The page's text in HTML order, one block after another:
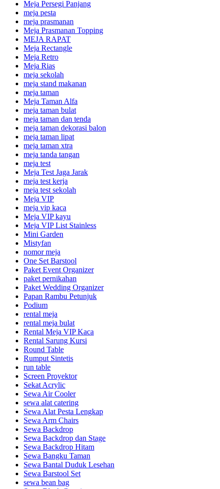
Meja Persegi Panjang
meja pesta
meja prasmanan
Meja Prasmanan Topping
MEJA RAPAT
Meja Rectangle
Meja Retro
Meja Rias
meja sekolah
meja stand makanan
meja taman
Meja Taman Alfa
meja taman bulat
meja taman dan tenda
meja taman dekorasi balon
meja taman lipat
meja taman xtra
meja tanda tangan
meja test
Meja Test Jaga Jarak
meja test kerja
meja test sekolah
Meja VIP
meja vip kaca
Meja VIP kayu
Meja VIP List Stainless
Mini Garden
Mistyfan
nomor meja
One Set Barstool
Paket Event Organizer
paket pernikahan
Paket Wedding Organizer
Papan Rambu Petunjuk
Podium
rental meja
rental meja bulat
Rental Meja VIP Kaca
Rental Sarung Kursi
Round Table
Rumput Sintetis
run table
Screen Proyektor
Sekat Acrylic
Sewa Air Cooler
sewa alat catering
Sewa Alat Pesta Lengkap
Sewa Arm Chairs
Sewa Backdrop
Sewa Backdrop dan Stage
Sewa Backdrop Hitam
Sewa Bangku Taman
Sewa Bantal Duduk Lesehan
Sewa Barstool Set
sewa bean bag